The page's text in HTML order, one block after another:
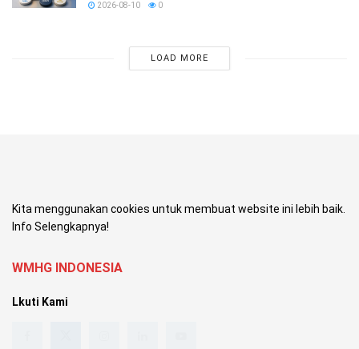
2026-08-10 0
LOAD MORE
Kita menggunakan cookies untuk membuat website ini lebih baik.
Info Selengkapnya!
WMHG INDONESIA
Lkuti Kami